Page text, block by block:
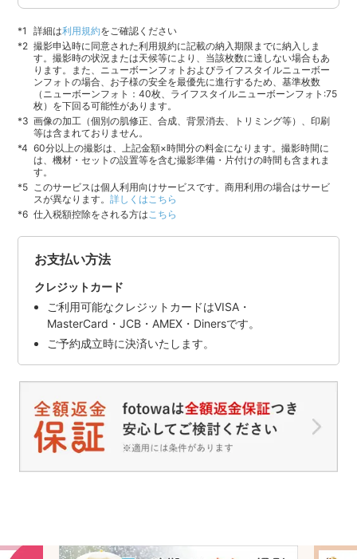
詳細は利用規約をご確認ください
撮影申込時に同意された利用規約に記載の納入期限までに納入しま
す。撮影時の状況または天候等により、当該枚数に達しない場合もあ
ります。また、ニューボーンフォトおよびライフスタイルニューボー
ンフォトの場合、お子様の安全を最優先に進行するため、基準枚数
（ニューボーンフォト：40枚、ライフスタイルニューボーンフォト:75
枚）を下回る可能性があります。
画像の加工（個別の肌修正、合成、背景消去、トリミング等）、印刷
等は含まれておりません。
60分以上の撮影は、上記金額×時間分の料金になります。撮影時間に
は、機材・セットの設置等を含む撮影準備・片付けの時間も含まれま
す。
このサービスは個人利用向けサービスです。商用利用の場合はサービ
スが異なります。詳しくはこちら
仕入税額控除をされる方は こちら
お支払い方法
クレジットカード
ご利用可能なクレジットカードはVISA・
MasterCard・JCB・AMEX・Dinersです。
ご予約成立時に決済いたします。